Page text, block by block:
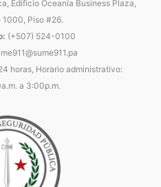
Edificio Oceanía Business Plaza,
1000, Piso #26.
(+507) 524-0100
horas, Horario administrativo:
a 3:00p.m.